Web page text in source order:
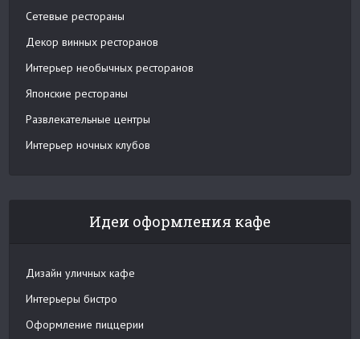
Сетевые рестораны
Декор винных ресторанов
Интерьер необычных ресторанов
Японские рестораны
Развлекательные центры
Интерьер ночных клубов
Идеи оформления кафе
Дизайн уличных кафе
Интерьеры бистро
Оформление пиццерии